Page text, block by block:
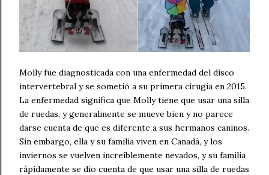
Molly fue diagnosticada con una enfermedad del disco
intervertebral y se sometió a su primera cirugía en 2015.
La enfermedad significa que Molly tiene que usar una silla
de ruedas, y generalmente se mueve bien y no parece
darse cuenta de que es diferente a sus hermanos caninos.
Sin embargo, ella y su familia viven en Canadá, y los
inviernos se vuelven increíblemente nevados, y su familia
rápidamente se dio cuenta de que usar una silla de ruedas